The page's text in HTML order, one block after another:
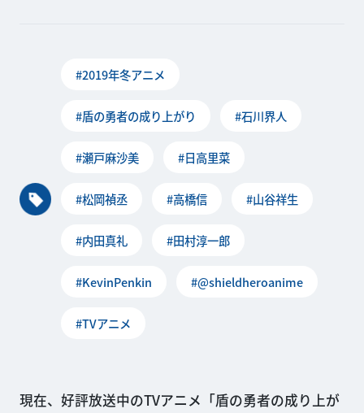
#2019年冬アニメ
#盾の勇者の成り上がり #石川界人
#瀬戸麻沙美 #日高里菜
#松岡禎丞 #高橋信 #山谷祥生
#内田真礼 #田村淳一郎
#KevinPenkin #@shieldheroanime
#TVアニメ
現在、好評放送中のTVアニメ「盾の勇者の成り上が